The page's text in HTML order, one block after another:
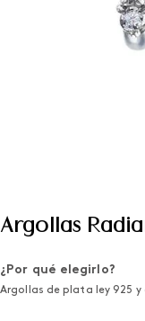
Argollas
¿Por qué elegirlo?
Argollas de plata ley 925 y